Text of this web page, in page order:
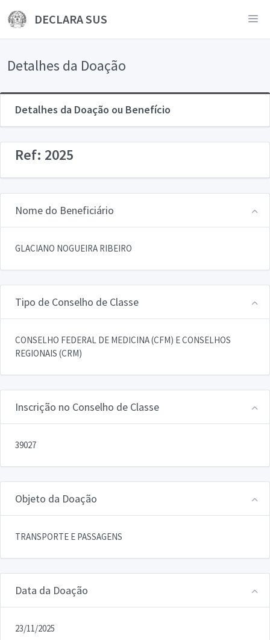
DECLARA SUS
Detalhes da Doação
Detalhes da Doação ou Benefício
Ref: 2025
Nome do Beneficiário
GLACIANO NOGUEIRA RIBEIRO
Tipo de Conselho de Classe
CONSELHO FEDERAL DE MEDICINA (CFM) E CONSELHOS
REGIONAIS (CRM)
Inscrição no Conselho de Classe
39027
Objeto da Doação
TRANSPORTE E PASSAGENS
Data da Doação
23/11/2025